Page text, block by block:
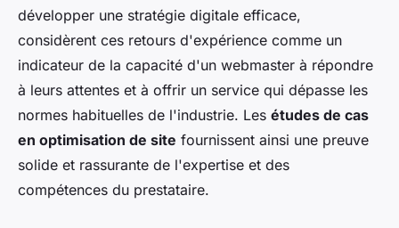
développer une stratégie digitale efficace,
considèrent ces retours d'expérience comme un
indicateur de la capacité d'un webmaster à répondre
à leurs attentes et à offrir un service qui dépasse les
normes habituelles de l'industrie. Les études de cas
en optimisation de site fournissent ainsi une preuve
solide et rassurante de l'expertise et des
compétences du prestataire.